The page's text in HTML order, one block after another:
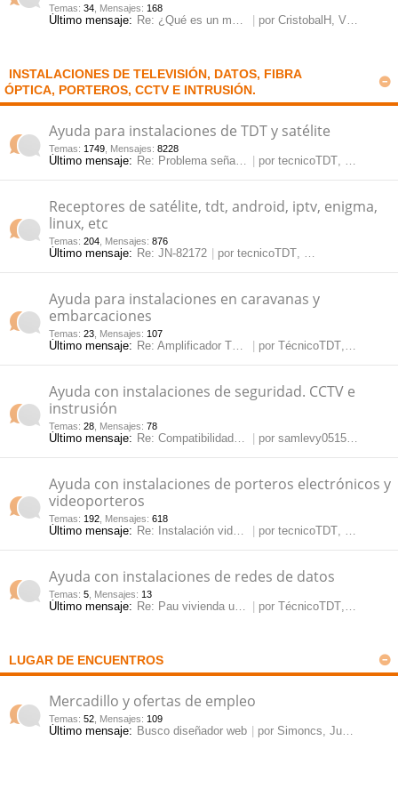
do
o
s
se
Temas: 34 Mensajes: 168
Último mensaje: Re: ¿Qué es un modulador y pa… por CristobalH , Vie May 23, 2025 2:20 pm
INSTALACIONES DE TELEVISIÓN, DATOS, FIBRA
ÓPTICA, PORTEROS, CCTV E INTRUSIÓN.
Ayuda para instalaciones de TDT y satélite
Temas: 1749 Mensajes: 8228
Último mensaje: Re: Problema señal satélite por tecnicoTDT, Lun Jun 08, 2026 10:59 am
Receptores de satélite, tdt, android, iptv, enigma,
linux, etc
Temas: 204 Mensajes: 876
Último mensaje: Re: JN-82172 por tecnicoTDT, Vie May 15, 2026 12:09 pm
Ayuda para instalaciones en caravanas y
embarcaciones
Temas: 23 Mensajes: 107
Último mensaje: Re: Amplificador TDT para car… por TécnicoTDT, Jue Mar 14, 2024 3:35 pm
Ayuda con instalaciones de seguridad. CCTV e
instrusión
Temas: 28 Mensajes: 78
Último mensaje: Re: Compatibilidad NVR onvif … por samlevy0515, Jue
Ayuda con instalaciones de porteros electrónicos y
videoporteros
Temas: 192 Mensajes: 618
Último mensaje: Re: Instalación videoportero … por tecnicoTDT, Mar Jul 28, 2026 10:54 am
Ayuda con instalaciones de redes de datos
Temas: 5 Mensajes: 13
Último mensaje: Re: Pau vivienda unifamiliar por TécnicoTDT, Vie Mar 15, 2024 11:54 am
LUGAR DE ENCUENTROS
Mercadillo y ofertas de empleo
Temas: 52 Mensajes: 109
Último mensaje: Busco diseñador web por Simoncs, Jue Mar 12, 2026 3:10 pm